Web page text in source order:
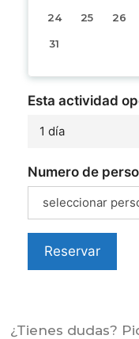
24 25 26
31
Esta actividad
1 día
Numero de
seleccionar
Reservar
¿Tienes dudas?